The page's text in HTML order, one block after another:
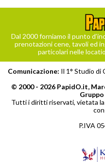
Dal 2000 forniamo il punto
prenotazioni cene, tavoli ed
particolari nelle
Comunicazione: Il 1° Studio di
© 2000 - 2026 PapidO.it,
Tutti i diritti riservati, vietata la
P.IVA